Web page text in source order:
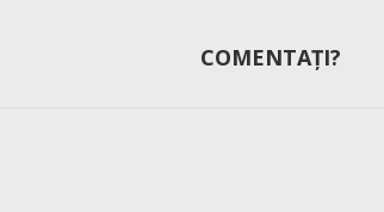
COMENTAȚI?